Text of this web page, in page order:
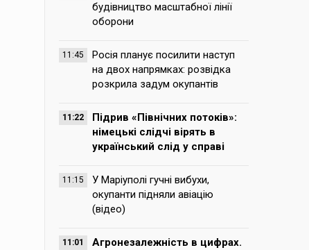
будівництво масштабної лінії
оборони
11:45
Росія планує посилити наступ
на двох напрямках: розвідка
розкрила задум окупантів
11:22
Підрив «Північних потоків»:
німецькі слідчі вірять в
український слід у справі
11:15
У Маріуполі гучні вибухи,
окупанти підняли авіацію
(відео)
11:01
Агронезалежність в цифрах.